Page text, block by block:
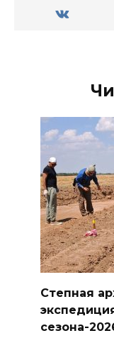
Степная
сезона-